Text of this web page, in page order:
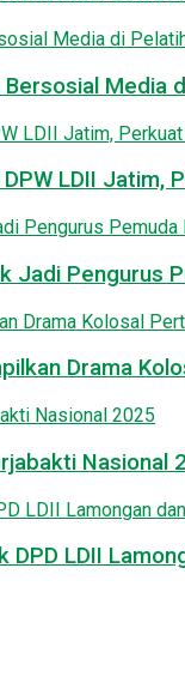
Media
LDII Jatim,
Jadi Pengurus
Drama
Nasional
LDII